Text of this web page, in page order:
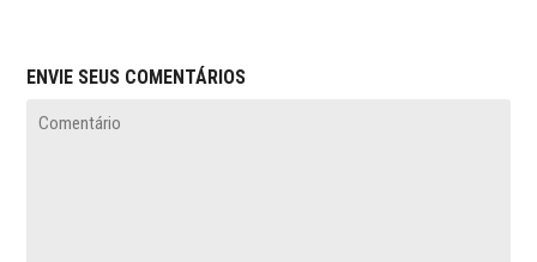
ENVIE SEUS COMENTÁRIOS